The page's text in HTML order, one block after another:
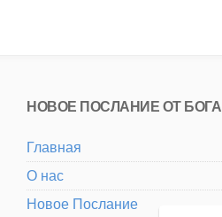
НОВОЕ ПОСЛАНИЕ ОТ БОГА
Главная
О нас
Новое Послание